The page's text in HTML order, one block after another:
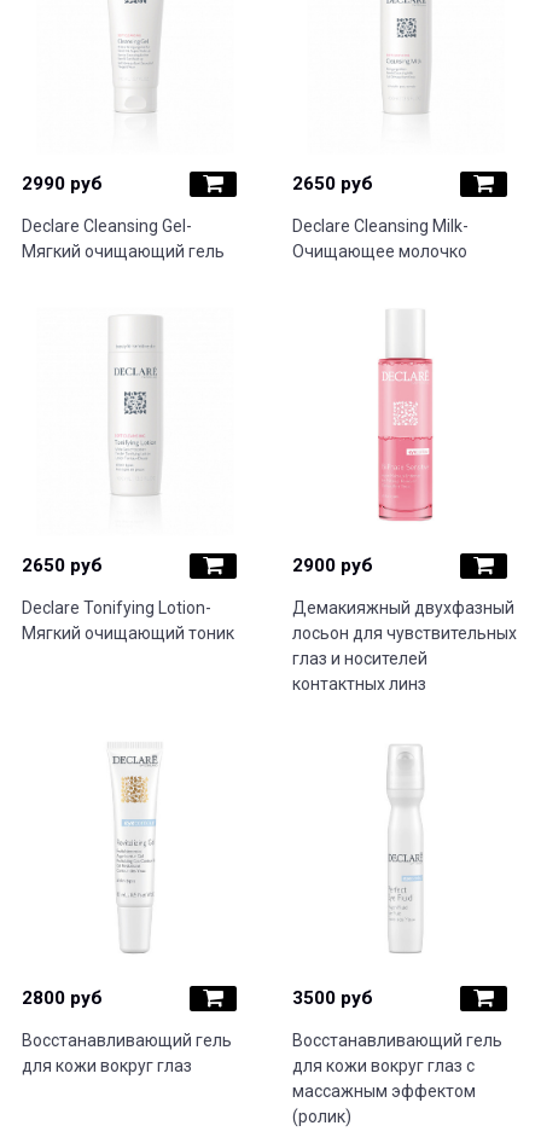
2990 руб
Declare Cleansing Gel-
Мягкий очищающий гель
2650 руб
Declare Cleansing Milk-
Очищающее молочко
2650 руб
Declare Tonifying Lotion-
Мягкий очищающий тоник
2900 руб
Демакияжный двухфазный
лосьон для чувствительных
глаз и носителей
контактных линз
2800 руб
Восстанавливающий гель
для кожи вокруг глаз
3500 руб
Восстанавливающий гель
для кожи вокруг глаз с
массажным эффектом
(ролик)